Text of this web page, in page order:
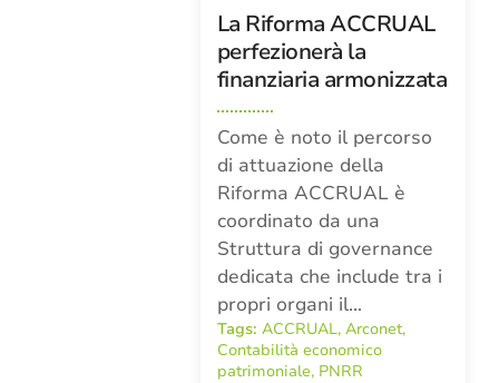
La Riforma ACCRUAL
perfezionerà la
finanziaria armonizzata
Come è noto il percorso
di attuazione della
Riforma ACCRUAL è
coordinato da una
Struttura di governance
dedicata che include tra i
propri organi il…
Tags: ACCRUAL, Arconet,
Contabilità economico
patrimoniale, PNRR